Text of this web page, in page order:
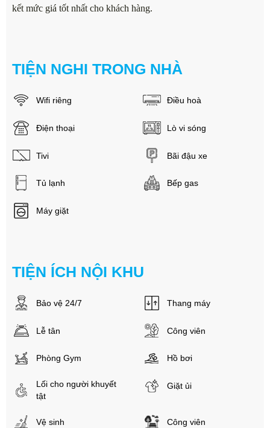
kết mức giá tốt nhất cho khách hàng.
TIỆN NGHI TRONG NHÀ
Wifi riêng Điều hoà
Điện thoại Lò vi sóng
Tivi Bãi đậu xe
Tủ lạnh Bếp gas
Máy giặt
TIỆN ÍCH NỘI KHU
Bảo vệ 24/7 Thang máy
Lễ tân Công viên
Phòng Gym Hồ bơi
Lối cho người khuyết
tật
Giặt ủi
Vệ sinh Công viên